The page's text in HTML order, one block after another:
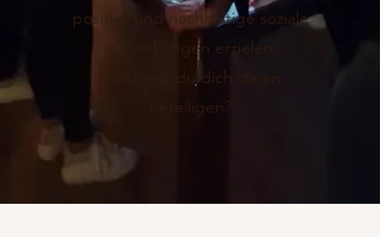
positive und nachhaltige soziale
Auswirkungen erzielen.
Möchtest du dich daran
beteiligen?